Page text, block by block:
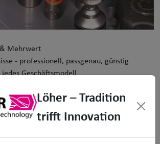
Löher – Tradition
trifft Innovation
Mehrwert
- professionell, passgenau, günstig
Geschäftsmodell